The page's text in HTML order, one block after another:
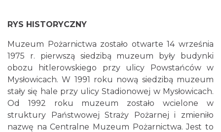
RYS HISTORYCZNY
Muzeum Pożarnictwa zostało otwarte 14 września
1975 r. pierwszą siedzibą muzeum były budynki
obozu hitlerowskiego przy ulicy Powstańców w
Mysłowicach. W 1991 roku nową siedzibą muzeum
stały się hale przy ulicy Stadionowej w Mysłowicach.
Od 1992 roku muzeum zostało wcielone w
struktury Państwowej Straży Pożarnej i zmieniło
nazwę na Centralne Muzeum Pożarnictwa. Jest to